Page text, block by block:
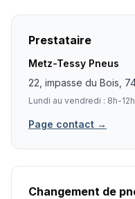
Prestataire
Metz-Tessy Pneus
22, impasse du Bois,
Lundi au vendredi : 8h-
Page contact →
Changement de